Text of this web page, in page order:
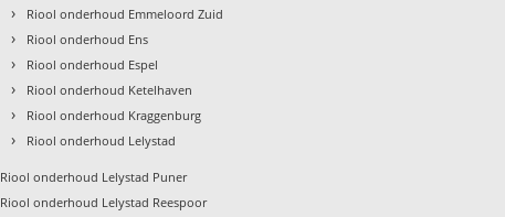
› Riool onderhoud Emmeloord Zuid
› Riool onderhoud Ens
› Riool onderhoud Espel
› Riool onderhoud Ketelhaven
› Riool onderhoud Kraggenburg
› Riool onderhoud Lelystad
Riool onderhoud Lelystad Puner
Riool onderhoud Lelystad Reespoor